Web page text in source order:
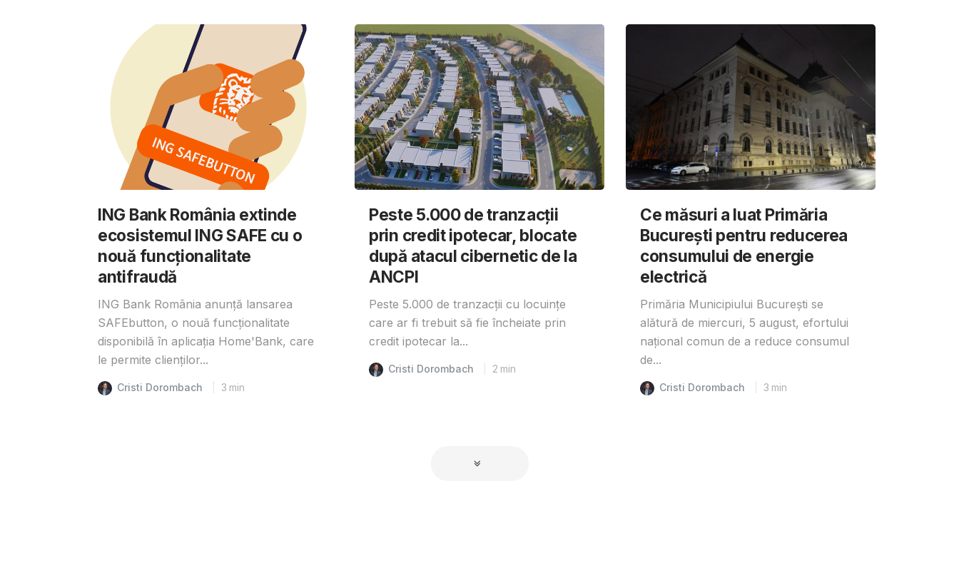
ING Bank România extinde
ecosistemul ING SAFE cu o
nouă funcționalitate
antifraudă
ING Bank România anunță lansarea
SAFEbutton, o nouă funcționalitate
disponibilă în aplicația Home'Bank, care
le permite clienților...
Cristi Dorombach 3 min
Peste 5.000 de tranzacții
prin credit ipotecar, blocate
după atacul cibernetic de la
ANCPI
Peste 5.000 de tranzacții cu locuințe
care ar fi trebuit să fie încheiate prin
credit ipotecar la...
Cristi Dorombach 2 min
Ce măsuri a luat Primăria
București pentru reducerea
consumului de energie
electrică
Primăria Municipiului București se
alătură de miercuri, 5 august, efortului
național comun de a reduce consumul
de...
Cristi Dorombach 3 min